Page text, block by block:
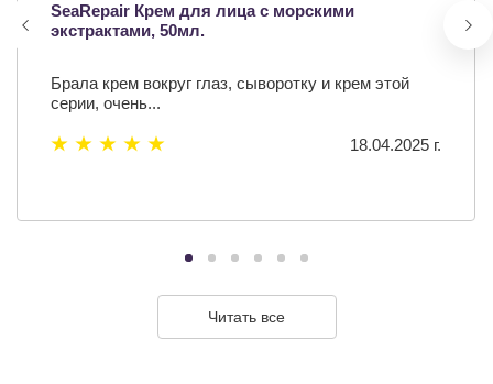
SeaRepair Крем для лица с морскими
экстрактами, 50мл.
Брала крем вокруг глаз, сыворотку и крем этой
серии, очень...
18.04.2025 г.
Читать все